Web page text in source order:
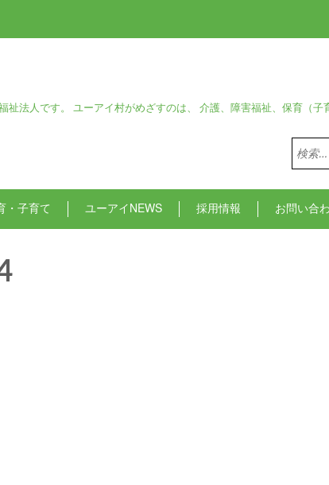
法人です。 ユーアイ村がめざすのは、 介護、障害福祉、保育（
検
索:
・子育て ユーアイNEWS 採用情報 お問い合